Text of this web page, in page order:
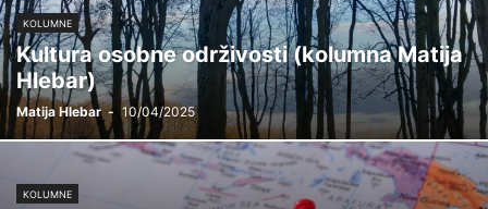
KOLUMNE
Kultura osobne održivosti (kolumna Matija
Hlebar)
Matija Hlebar - 10/04/2025
KOLUMNE